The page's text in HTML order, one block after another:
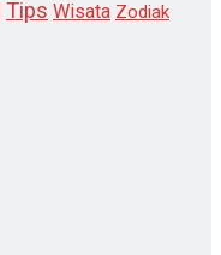
Tips Wisata Zodiak